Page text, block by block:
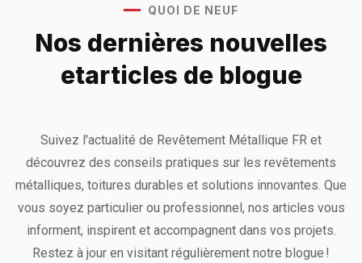
QUOI DE NEUF
Nos dernières nouvelles
etarticles de blogue
Suivez l'actualité de Revêtement Métallique FR et
découvrez des conseils pratiques sur les revêtements
métalliques, toitures durables et solutions innovantes. Que
vous soyez particulier ou professionnel, nos articles vous
informent, inspirent et accompagnent dans vos projets.
Restez à jour en visitant régulièrement notre blogue !